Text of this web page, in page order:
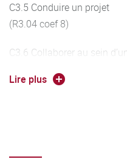
C3.5 Conduire un projet
(R3.04 coef 8)
C3.6 Collaborer au sein
Lire plus